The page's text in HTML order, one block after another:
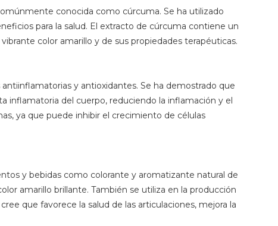
conocida como cúrcuma. Se ha utilizado
para la salud. El extracto de cúrcuma contiene un
color amarillo y de sus propiedades terapéuticas.
y antioxidantes. Se ha demostrado que
inflamatoria del cuerpo, reduciendo la inflamación y el
ya que puede inhibir el crecimiento de células
y bebidas como colorante y aromatizante natural de
amarillo brillante. También se utiliza en la producción
que favorece la salud de las articulaciones, mejora la